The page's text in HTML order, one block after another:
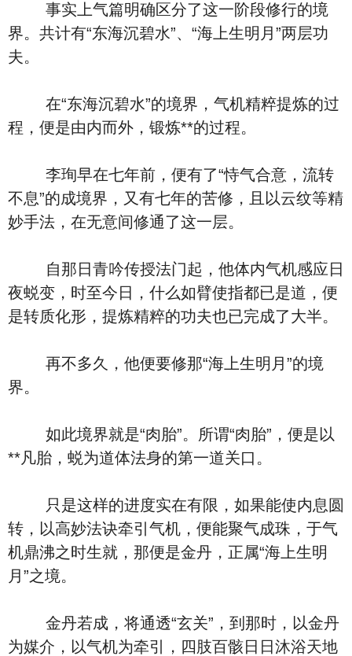
事实上气篇明确区分了这一阶段修行的境
界。共计有“东海沉碧水”、“海上生明月”两层功
夫。
在“东海沉碧水”的境界，气机精粹提炼的过
程，便是由内而外，锻炼**的过程。
李珣早在七年前，便有了“恃气合意，流转
不息”的成境界，又有七年的苦修，且以云纹等精
妙手法，在无意间修通了这一层。
自那日青吟传授法门起，他体内气机感应日
夜蜕变，时至今日，什么如臂使指都已是道，便
是转质化形，提炼精粹的功夫也已完成了大半。
再不多久，他便要修那“海上生明月”的境
界。
如此境界就是“肉胎”。所谓“肉胎”，便是以
**凡胎，蜕为道体法身的第一道关口。
只是这样的进度实在有限，如果能使内息圆
转，以高妙法诀牵引气机，便能聚气成珠，于气
机鼎沸之时生就，那便是金丹，正属“海上生明
月”之境。
金丹若成，将通透“玄关”，到那时，以金丹
为媒介，以气机为牵引，四肢百骸日日沐浴天地